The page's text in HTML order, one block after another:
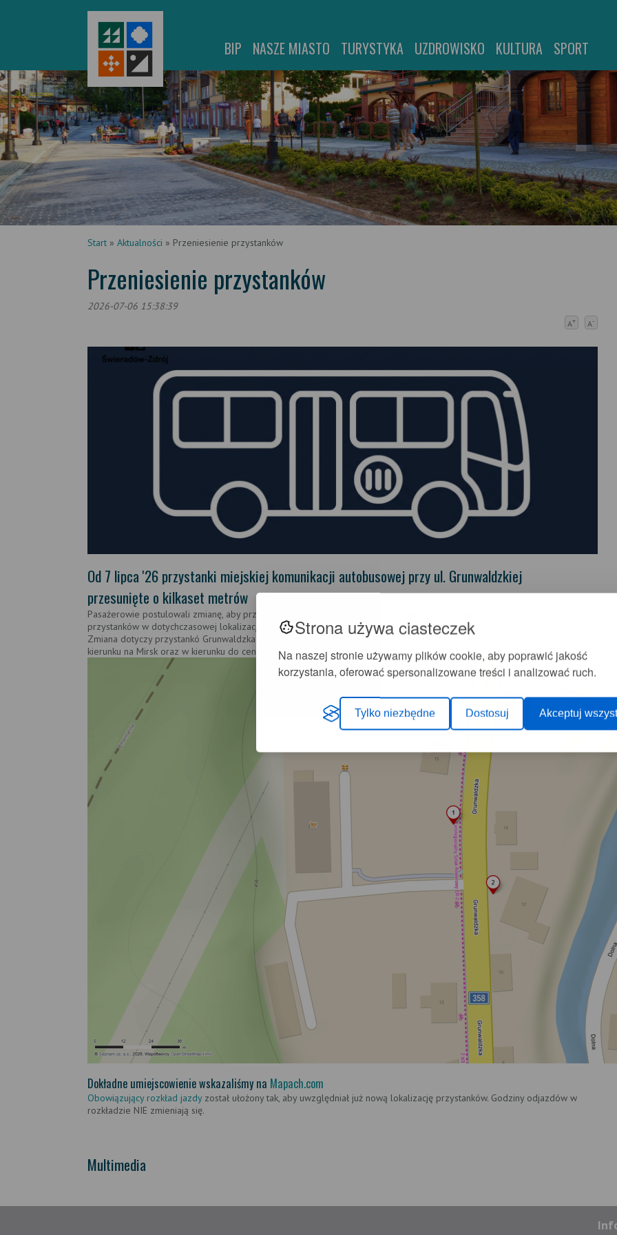
Strona używa ciasteczek
Na naszej stronie używamy plików cookie, aby poprawić jakość
korzystania, oferować spersonalizowane treści i analizować ruch.
Tylko niezbędne Dostosuj Akceptuj
BIP NASZE MIASTO TURYSTYKA UZDROWISKO KULTURA SPORT
Start » Aktualności » Przeniesienie przystanków
Przeniesienie przystanków
2026-07-06 15:38:39
A+ A-
Od 7 lipca '26 przystanki miejskiej komunikacji autobusowej przy ul. Grunwaldzkiej
przesunięte o kilkaset metrów
Pasażerowie postulowali zmianę, aby przystanki były bliżej sklepu DINO. Kierowcy autobusów miejskich potwierdzali, że z
przystanków w dotychczasowej lokalizacji mało kto korzystał.
Zmiana dotyczy przystankó Grunwaldzka / Wiejska w obu kierunkach. Nowa lokalizacja przystanków (w obie strony, a więc w
kierunku na Mirsk oraz w kierunku do centrum miasta) na planie miasta:
Dokładne umiejscowienie wskazaliśmy na Mapach.com
Obowiązujący rozkład jazdyzostał ułożony tak, aby uwzględniał już nową lokalizację przystanków. Godziny odjazdów w
rozkładzie NIE zmieniają się.
Multimedia